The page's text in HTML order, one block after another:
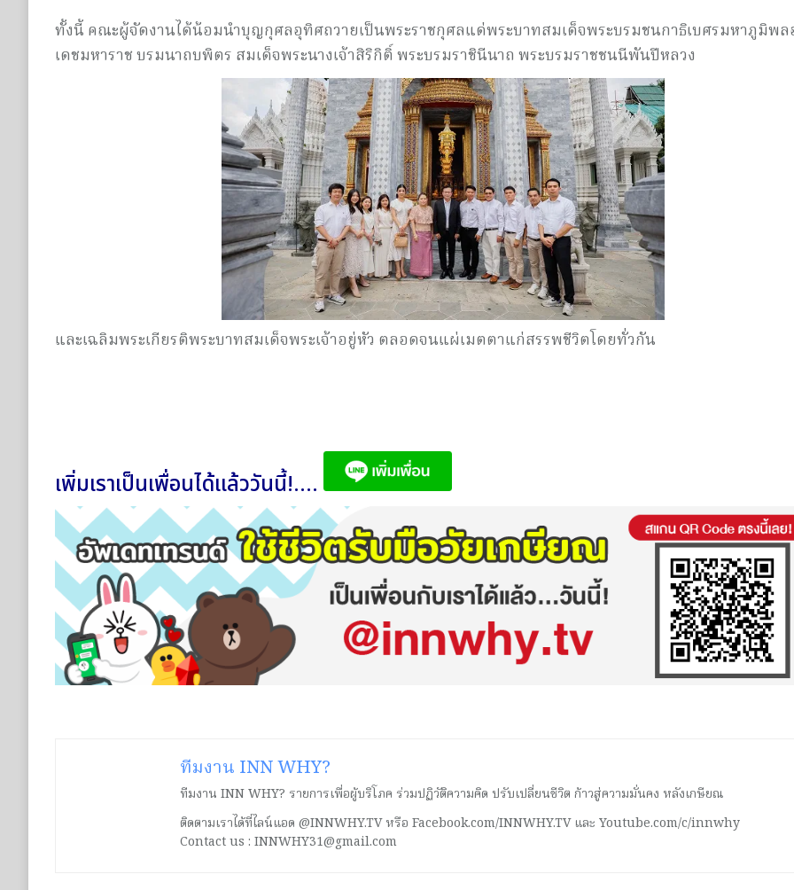
ทั้งนี้ คณะผู้จัดงานได้น้อมนำบุญกุศลอุทิศถวายเป็นพระราชกุศลแด่พระบาทสมเด็จพระบรมชนกาธิเบศรมหาภูมิพ
เดชมหาราช บรมนาถบพิตร สมเด็จพระนางเจ้าสิริกิติ์ พระบรมราชินีนาถ พระบรมราชชนนีพันปีหลวง
และเฉลิมพระเกียรติพระบาทสมเด็จพระเจ้าอยู่หัว ตลอดจนแผ่เมตตาแก่สรรพชีวิตโดยทั่วกัน
เพิ่มเราเป็นเพื่อนได้แล้ววันนี้!....
ทีมงาน INN WHY?
ทีมงาน INN WHY? รายการเพื่อผู้บริโภค ร่วมปฏิวัติความคิด ปรับเปลี่ยนชีวิต ก้าวสู่ความมั่นคง หลังเกษียณ
ติดตามเราได้ที่ไลน์แอด @INNWHY.TV หรือ Facebook.com/INNWHY.TV และ Youtube.com/c/innwhy
Contact us : INNWHY31@gmail.com